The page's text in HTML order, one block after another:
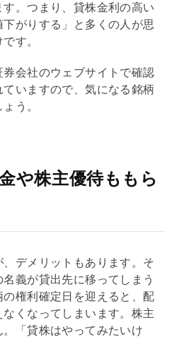
。つまり、貸株金利の高い
がりする」と多くの人が思
す。
会社のウェブサイトで確認
いますので、気になる銘柄
う。
や株主優待ももら
デメリットもあります。そ
義が貸出先に移ってしまう
権利確定日を迎えると、配
くなってしまいます。株主
「貸株はやってみたいけ